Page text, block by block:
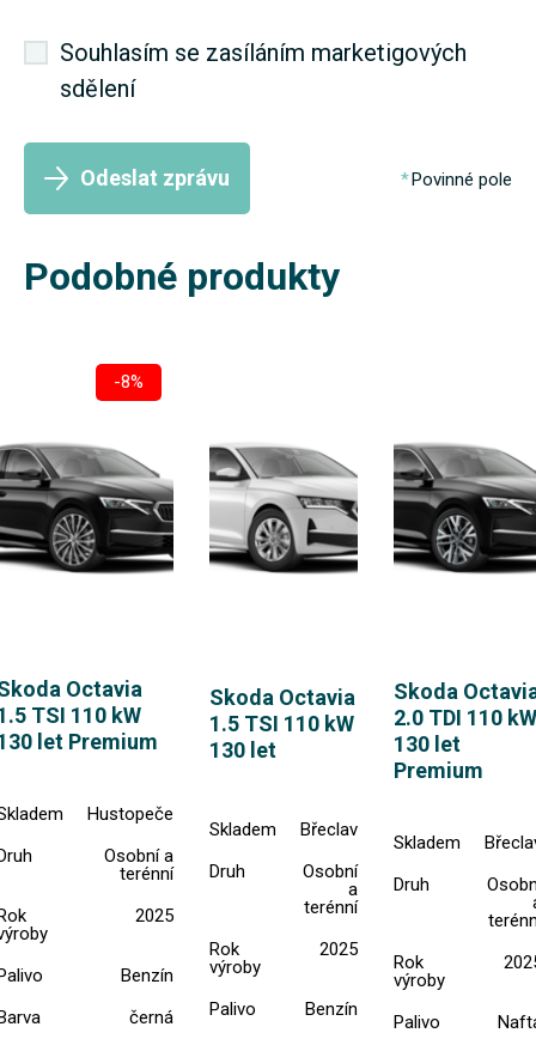
Souhlasím se zasíláním marketigových
sdělení
Odeslat zprávu Povinné pole
Podobné produkty
-8%
Octavia
TSI 110 kW
let Premium
Hustopeče
Osobní a
terénní
2025
Benzín
černá
Skoda Octavia
1.5 TSI 110 kW
130 let
Skladem
Břeclav
Druh
Osobní
a
terénní
Rok
výroby
2025
Palivo Benzín
Skoda
2.0 TDI 110 kW
130 let
Premium
Skladem
Druh
Rok
výroby
Palivo